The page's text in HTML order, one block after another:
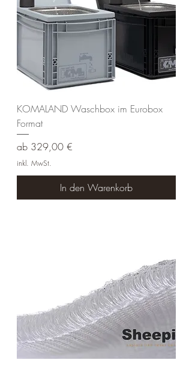
KOMALAND Waschbox im Eurobox
Format
ab 329,00 €
Sale-Preis
inkl. MwSt.
In den Warenkorb